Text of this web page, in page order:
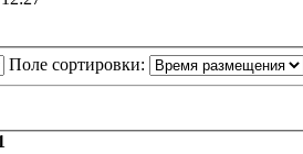
Поле сортировки: